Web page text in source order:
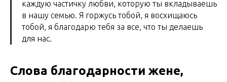
каждую частичку любви, которую ты вкладываешь
в нашу семью. Я горжусь тобой, я восхищаюсь
тобой, я благодарю тебя за все, что ты делаешь
для нас.
Слова благодарности жене,